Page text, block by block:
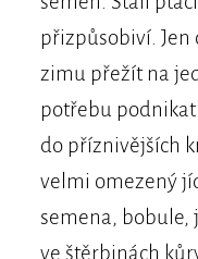
přizpůsobiví. Jen
zimu přežít na
potřebu
do příznivějších
velmi omezený
semena, bobule,
ve štěrbinách